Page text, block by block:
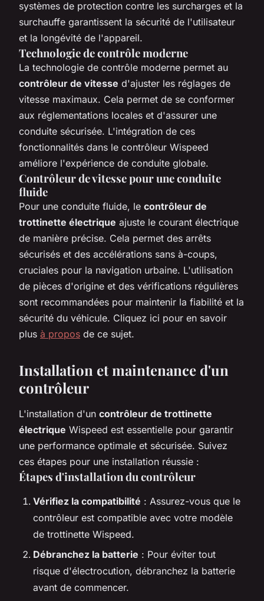
systèmes de protection contre les surcharges et la
surchauffe garantissent la sécurité de l'utilisateur
et la longévité de l'appareil.
Technologie de contrôle moderne
La technologie de contrôle moderne permet au
contrôleur de vitesse d'ajuster les réglages de
vitesse maximaux. Cela permet de se conformer
aux réglementations locales et d'assurer une
conduite sécurisée. L'intégration de ces
fonctionnalités dans le contrôleur Wispeed
améliore l'expérience de conduite globale.
Contrôleur de vitesse pour une conduite
fluide
Pour une conduite fluide, le contrôleur de
trottinette électrique ajuste le courant électrique
de manière précise. Cela permet des arrêts
sécurisés et des accélérations sans à-coups,
cruciales pour la navigation urbaine. L'utilisation
de pièces d'origine et des vérifications régulières
sont recommandées pour maintenir la fiabilité et la
sécurité du véhicule. Cliquez ici pour en savoir
plus à propos de ce sujet.
Installation et maintenance d'un
contrôleur
L'installation d'un contrôleur de trottinette
électrique Wispeed est essentielle pour garantir
une performance optimale et sécurisée. Suivez
ces étapes pour une installation réussie :
Étapes d'installation du contrôleur
Vérifiez la compatibilité : Assurez-vous que le
contrôleur est compatible avec votre modèle
de trottinette Wispeed.
Débranchez la batterie : Pour éviter tout
risque d'électrocution, débranchez la batterie
avant de commencer.